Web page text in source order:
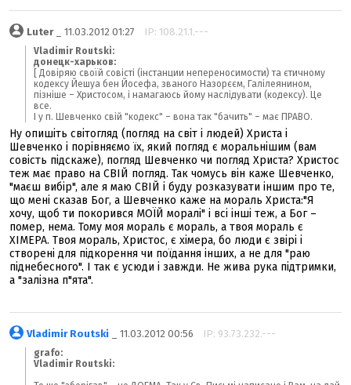
Luter _ 11.03.2012 01:27 IP: 108.21.1.---
Vladimir Routski:
донецк-харьков:
[ Довіряю своїй совісті (інстанции непереносимости) та єтичному
кодексу Йешуа бен Йосефа, званого Назорєєм, Галілеянином,
пізніше – Христосом, і намагаюсь йому наслідувати (кодексу). Це
все.
І у п. Шевченко свій "кодекс" – вона так "бачить" – має ПРАВО.
Ну опишіть світогляд (погляд на світ і людей) Христа і
Шевченко і порівняємо їх, який погляд є моральнішим (вам
совість підскаже), погляд Шевченко чи погляд Христа? Христос
теж має право на СВІЙ погляд. Так чомусь він каже Шевченко,
"маєш вибір", але я маю СВІЙ і буду розказувати іншим про те,
що мені сказав Бог, а Шевченко каже на мораль Христа:"Я
хочу, щоб ти покорився МОЇЙ моралі" і всі інші теж, а Бог –
помер, нема. Тому моя мораль є мораль, а твоя мораль є
ХІМЕРА. Твоя мораль, Христос, є хімера, бо люди є звірі і
створені для підкорення чи поїдання інших, а не для "раю
піднебесного". І так є усюди і завжди. Не жива рука підтримки,
а "залізна п"ята".
Vladimir Routski _ 11.03.2012 00:56 IP: 93.73.232.---
grafo:
Vladimir Routski: